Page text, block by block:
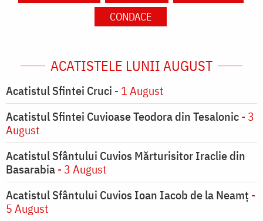
CONDACE
ACATISTELE LUNII AUGUST
Acatistul Sfintei Cruci - 1 August
Acatistul Sfintei Cuvioase Teodora din Tesalonic- 3
August
Acatistul Sfântului Cuvios Mărturisitor Iraclie din
Basarabia- 3 August
Acatistul Sfântului Cuvios Ioan Iacob de la Neamț -
5 August